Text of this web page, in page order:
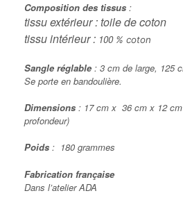
Composition des tissus :
tissu extérieur : toile de coton
tissu intérieur : 100 % coton
Sangle réglable : 3 cm de large, 125
Se porte en bandoulière.
Dimensions : 17 cm x 36 cm x 12
profondeur)
Poids : 180 grammes
Fabrication française
Dans l’atelier ADA